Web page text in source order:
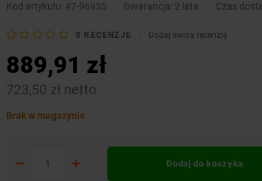
Kod artykułu: 47-96935 Gwarancja: 2 lata Czas
0 RECENZJE Dodaj swoją recenzję
889,91 zł
723,50 zł netto
Brak w magazynie
Dodaj do koszyka